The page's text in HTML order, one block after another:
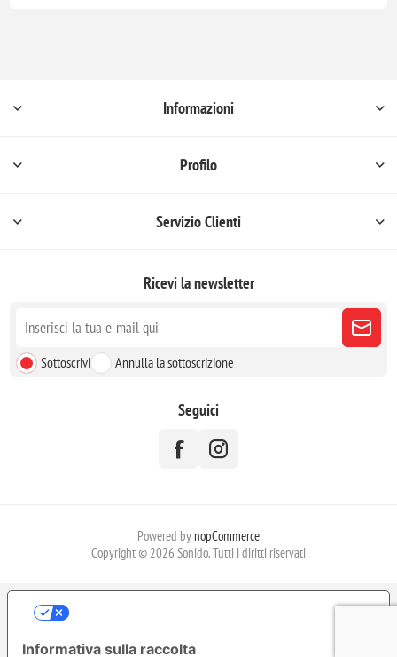
Informazioni
Profilo
Servizio Clienti
Ricevi la newsletter
Sottoscrivi Annulla la sottoscrizione
Seguici
Powered by nopCommerce
Copyright © 2026 Sonido. Tutti i diritti riservati
Informativa sulla raccolta
LE TUE PREFERENZE RELATIVE ALLA